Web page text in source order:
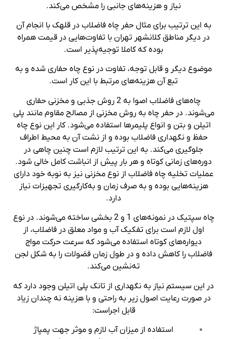
نیاز و هزینه‌های جانبی را مشخص می‌کند.
به این ترتیب برای مثال حفر چاه فاضلاب در قلهک با انجام آن
در دیگر مناطق کلانشهر تهران با تفاوت‌هایی در قیمت همراه
بوده که کاملا توجیه‌پذیر است.
موضوع دیگر و قابل توجه، تفاوت در نوع چاه حفاری شده و به
تبع آن هزینه‌‌های مرتبط با این کار است.
چاه‌های فاضلاب اصوا به 2 روش جذبی و مخزنی حفاری
می‌شوند. در حفر چاه به روش مخزنی از مصالح مقاوم مانند پلی
اتیلن و بتن و انواع پلیمرها استفاده می‌شود. کار این نوع چاه
حفظ و نگهداری فاضلاب بوده و از نشت آن به محیط اطراف
جلوگیری می‌کند. به این ترتیب لازم است چنین چاهی در
دوره‌های زمانی کوتاه و هر بار پیش از انباشت کامل خالی شود.
عملیات تخلیه چاه فاضلاب از نوع مخزنی نیز به نوبه خود دارای
هزینه‌هایی بوده و به صرف زمان و به‌کارگیری تجهیزات نیاز
دارد.
چاه سپتیک در نمونه‌های 1 و 2 بخشی ساخته می‌شوند. در نوع
اول لازم است برای تفکیک آب و مواد معلق در فاضلاب، از
دیواره‌های کوتاه استفاده می‌شود که سرعت حرکت مواج
فاضلاب را کاهش داده و در طول زمان فضولات را به شکل لجن
ته‌نشین می‌کند.
در این سیستم نیاز به نگهداری از تانک پلی اتیلن وجود دارد که
در صورت رعایت اصول زیر به‌ راحتی و با هزینه نه چندان زیاد
قابل اجراست:
استفاده از میزان آب لازم و موثر جهت پمپاژ